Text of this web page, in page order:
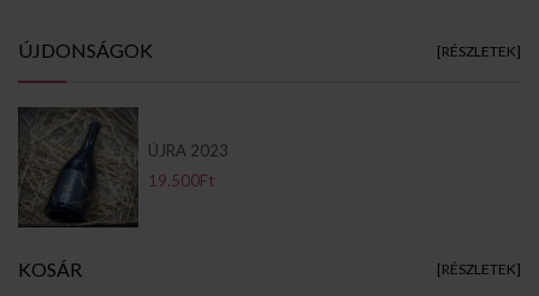
ÚJDONSÁGOK [RÉSZLETEK]
ÚJRA 2023
19.500Ft
KOSÁR [RÉSZLETEK]